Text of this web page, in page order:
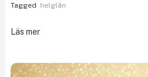
Tagged helglån
Läs mer